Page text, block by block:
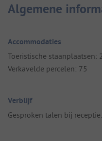
Algemene
Accommodaties
Toeristische staanplaatsen:
Verkavelde percelen: 75
Verblijf
Gesproken talen bij